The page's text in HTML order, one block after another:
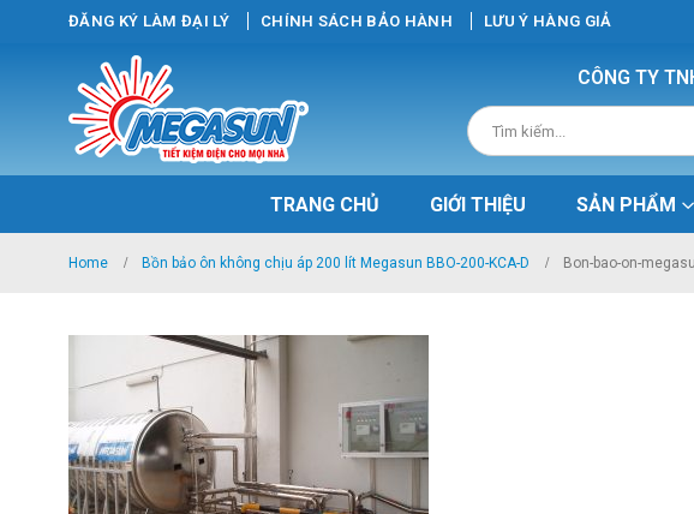
ĐĂNG KÝ LÀM ĐẠI LÝ CHÍNH SÁCH BẢO HÀNH LƯU Ý HÀNG GIẢ
CÔNG TY
TRANG CHỦ GIỚI THIỆU SẢN PHẨM
Home Bồn bảo ôn không chịu áp 200 lít Megasun BBO-200-KCA-D Bon-bao-on-